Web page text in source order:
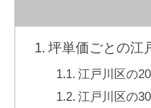
坪単価ごとの江
江戸川区の
江戸川区の